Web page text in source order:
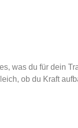
was du für dein
ob du Kraft